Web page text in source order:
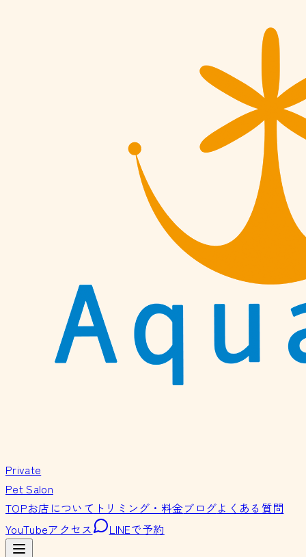
Private
Pet Salon
TOPお店について トリミング・料金ブログよくある質問
YouTubeアクセス LINEで予約